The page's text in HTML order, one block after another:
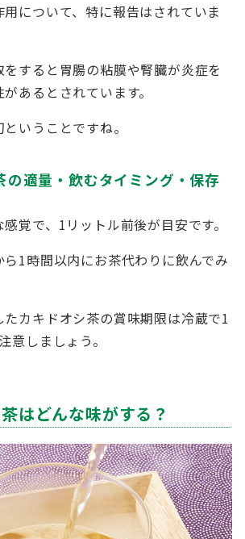
について、特に報告はされていま
すると胃腸の粘膜や腎臓が炎症を
あるとされています。
いうことですね。
の適量・飲むタイミング・保存
覚で、1リットル前後が目安です。
1時間以内にお茶代わりに飲んでみ
たカキドオシ茶の賞味期限は冷蔵で1
意しましょう。
はどんな味がする？